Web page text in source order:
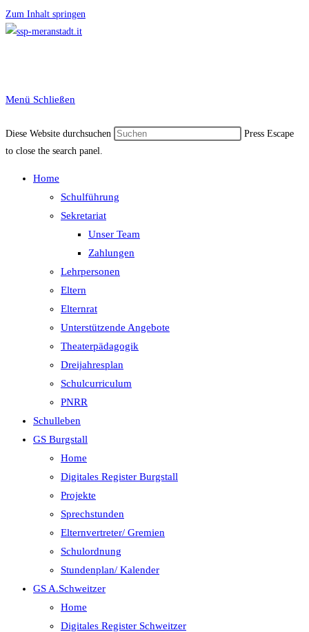
Zum Inhalt springen
Menü Schließen
Diese Website durchsuchen
Press Escape
to close the search panel.
Home
Schulführung
Sekretariat
Unser Team
Zahlungen
Lehrpersonen
Eltern
Elternrat
Unterstützende Angebote
Theaterpädagogik
Dreijahresplan
Schulcurriculum
PNRR
Schulleben
GS Burgstall
Home
Digitales Register Burgstall
Projekte
Sprechstunden
Elternvertreter/ Gremien
Schulordnung
Stundenplan/ Kalender
GS A.Schweitzer
Home
Digitales Register Schweitzer